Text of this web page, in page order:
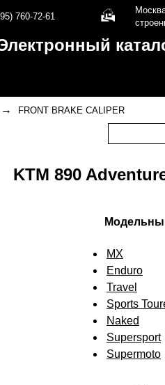
760-72-61
→ FRONT BRAKE CALIPER
KTM 890
MX
Enduro
Travel
Sports
Naked
Supersport
Supermoto